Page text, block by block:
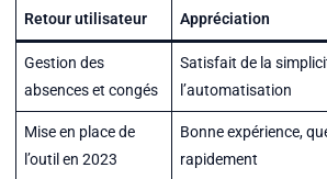
Retour utilisateur Appréciation
Gestion des
absences et congés
Satisfait de la
l’automatisation
Mise en place de
l’outil en 2023
Bonne expérience,
rapidement